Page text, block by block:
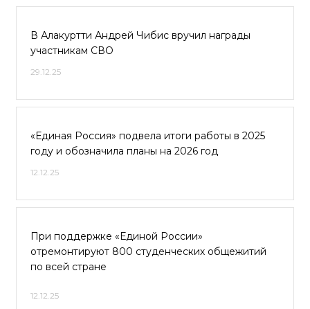
В Алакуртти Андрей Чибис вручил награды
участникам СВО
29.12.25
«Единая Россия» подвела итоги работы в 2025
году и обозначила планы на 2026 год
12.12.25
При поддержке «Единой России»
отремонтируют 800 студенческих общежитий
по всей стране
12.12.25